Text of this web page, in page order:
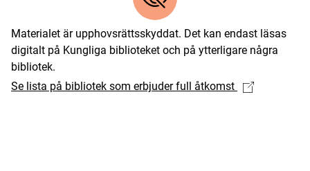
Materialet är upphovsrättsskyddat. Det kan endast läsas
digitalt på Kungliga biblioteket och på ytterligare några
bibliotek.
Se lista på bibliotek som erbjuder full åtkomst